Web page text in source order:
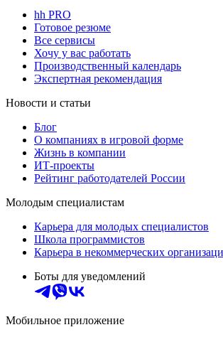
hh PRO
Готовое резюме
Все сервисы
Хочу у вас работать
Производственный календарь
Экспертная рекомендация
Новости и статьи
Блог
О компаниях в игровой форме
Жизнь в компании
ИТ-проекты
Рейтинг работодателей России
Молодым специалистам
Карьера для молодых специалистов
Школа программистов
Карьера в некоммерческих
Боты для уведомлений
Мобильное приложение